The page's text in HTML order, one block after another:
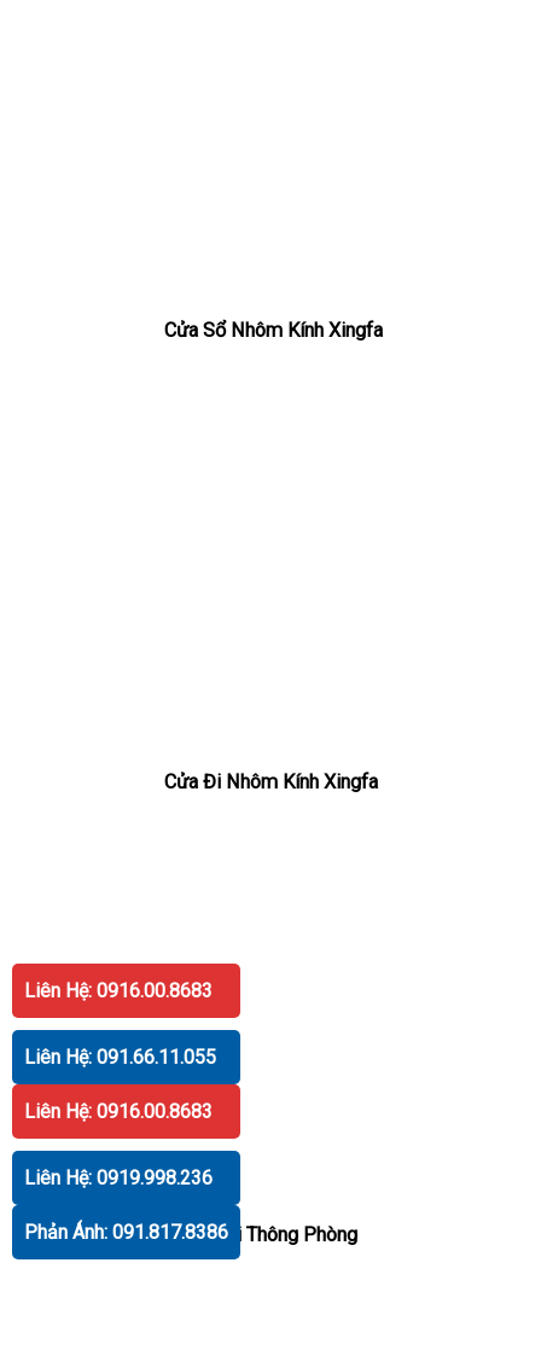
Cửa Sổ Nhôm Kính Xingfa
Cửa Đi Nhôm Kính Xingfa
Cửa Đi Thông Phòng
Liên Hệ: 0916.00.8683
Liên Hệ: 091.66.11.055
Liên Hệ: 0916.00.8683
Liên Hệ: 0919.998.236
Phản Ánh: 091.817.8386